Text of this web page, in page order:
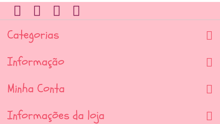
Categorias
Informação
Minha Conta
Informações da loja